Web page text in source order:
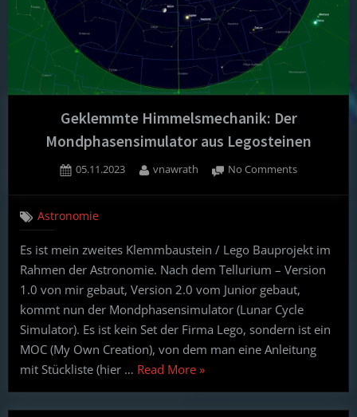
Geklemmte Himmelsmechanik: Der
Mondphasensimulator aus Legosteinen
Posted
05.11.2023 By
vnawrath No Commentson
aus
Legosteinen
Astronomie
Es ist mein zweites Klemmbaustein / Lego Bauprojekt im
Rahmen der Astronomie. Nach dem Tellurium – Version
1.0 von mir gebaut, Version 2.0 vom Junior gebaut,
kommt nun der Mondphasensimulator (Lunar Cycle
Simulator). Es ist kein Set der Firma Lego, sondern ist ein
MOC (My Own Creation), von dem man eine Anleitung
mit Stückliste (hier … Read More“Geklemmte
Der
»